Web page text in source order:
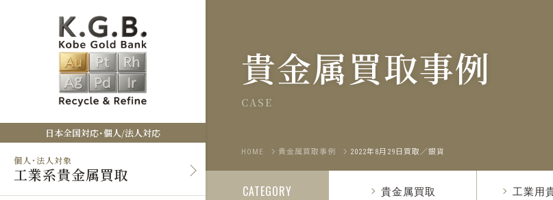
日本全国対応・個人/法人対応
個人・法人対象
工業系貴金属買取
貴金属買取事例
CASE
HOME 貴金属買取事例 2022年8月29日買取／銀貨
CATEGORY 貴金属買取 工業用